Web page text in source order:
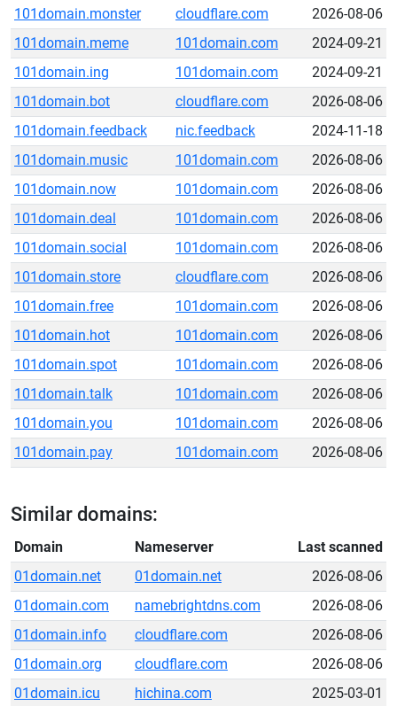
101domain.monster
cloudflare.com
2026-08-06
101domain.meme
101domain.com
2024-09-21
101domain.ing
101domain.com
2024-09-21
101domain.bot
cloudflare.com
2026-08-06
101domain.feedback
nic.feedback
2024-11-18
101domain.music
101domain.com
2026-08-06
101domain.now
101domain.com
2026-08-06
101domain.deal
101domain.com
2026-08-06
101domain.social
101domain.com
2026-08-06
101domain.store
cloudflare.com
2026-08-06
101domain.free
101domain.com
2026-08-06
101domain.hot
101domain.com
2026-08-06
101domain.spot
101domain.com
2026-08-06
101domain.talk
101domain.com
2026-08-06
101domain.you
101domain.com
2026-08-06
101domain.pay
101domain.com 2026-08-06
Similar domains:
Domain Nameserver
Last scanned
01domain.net
01domain.net
2026-08-06
01domain.com
namebrightdns.com
2026-08-06
01domain.info
cloudflare.com
2026-08-06
01domain.org
cloudflare.com
2026-08-06
01domain.icu
hichina.com 2025-03-01